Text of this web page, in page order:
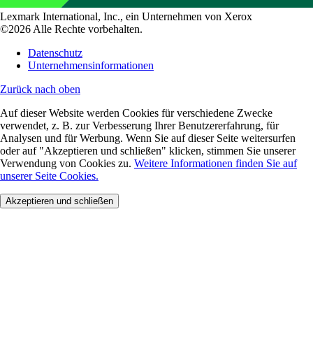
Lexmark International, Inc., ein Unternehmen von Xerox
©2026 Alle Rechte vorbehalten.
Datenschutz
Unternehmensinformationen
Zurück nach oben
Auf dieser Website werden Cookies für verschiedene Zwecke
verwendet, z. B. zur Verbesserung Ihrer Benutzererfahrung, für
Analysen und für Werbung. Wenn Sie auf dieser Seite weitersurfen
oder auf "Akzeptieren und schließen" klicken, stimmen Sie unserer
Verwendung von Cookies zu. Weitere Informationen finden Sie auf
unserer Seite Cookies.
Akzeptieren und schließen